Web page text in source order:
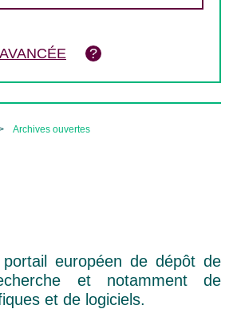
Archives ouvertes
européen de dépôt de
et notamment de
et de logiciels.